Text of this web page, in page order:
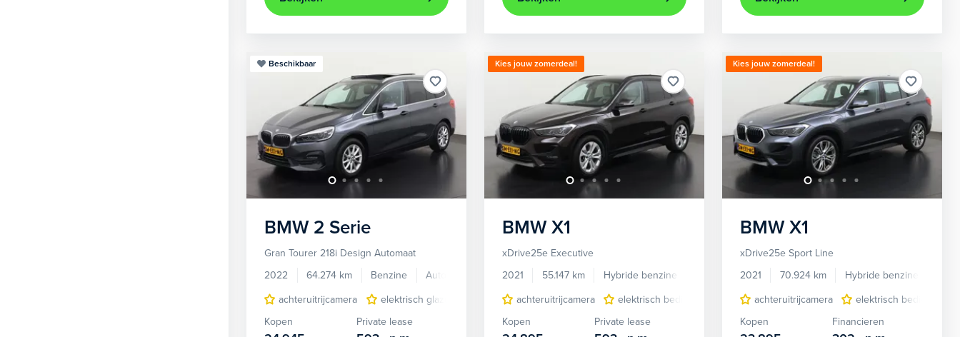
Beschikbaar
BMW 2 Serie
Gran Tourer 218i Design Automaat
2022
64.274 km Benzine
Automaat
achteruitrijcamera
elektrisch glazen panorama-dak lichtmetalen velgen 16" navigatiesysteem full map
stof/kunstlederen bekleding
Kopen
Private lease
Kies jouw zomerdeal!
BMW X1
xDrive25e Executive
2021
55.147 km Hybride benzine
achteruitrijcamera
elektrisch bedienbare achterklep LED dagrijverlichting
Kopen
Private lease
Kies jouw zomerdeal!
BMW X1
xDrive25e Sport Line
2021
70.924 km Hybride benzine
achteruitrijcamera
elektrisch bedienbare
Kopen
Financieren